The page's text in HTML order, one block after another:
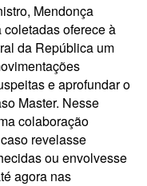
Mendonça
oferece à
da República um
e aprofundar o
Master. Nesse
colaboração
revelasse
ou envolvesse
agora nas